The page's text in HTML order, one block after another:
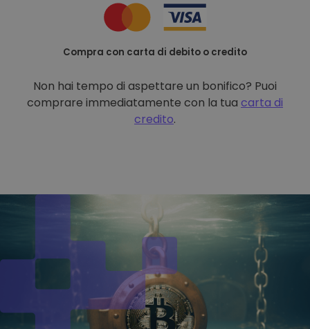
Compra con carta di debito o credito
Non hai tempo di aspettare un bonifico? Puoi
comprare immediatamente con la tua carta di
credito.